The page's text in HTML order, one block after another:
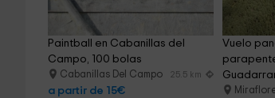
Paintball en Cabanillas del
Campo, 100 bolas
Cabanillas Del Campo 25.5 km
a partir de 15€
Vuelo